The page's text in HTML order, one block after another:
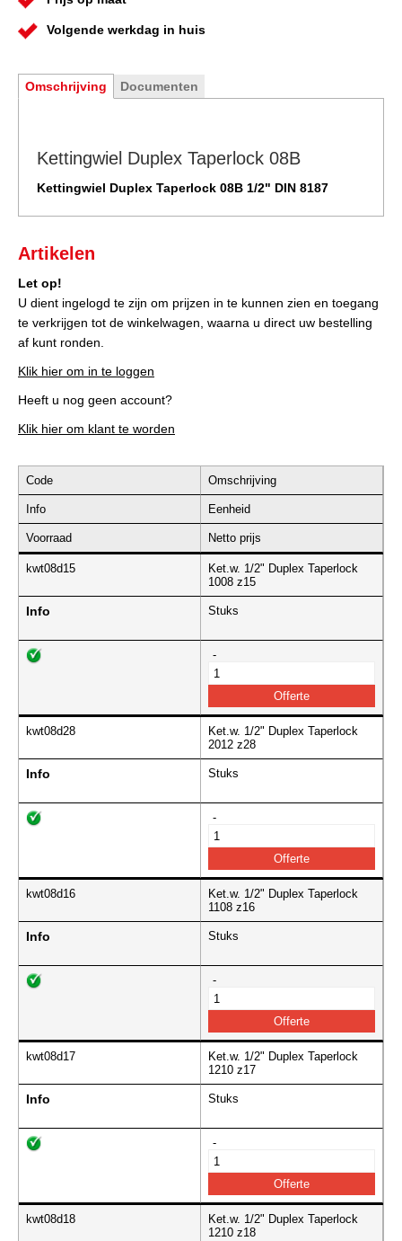
Volgende werkdag in huis
Omschrijving Documenten
Kettingwiel Duplex Taperlock 08B
Kettingwiel Duplex Taperlock 08B 1/2" DIN 8187
Artikelen
Let op!
U dient ingelogd te zijn om prijzen in te kunnen zien en toegang
te verkrijgen tot de winkelwagen, waarna u direct uw bestelling
af kunt ronden.
Klik hier om in te loggen
Heeft u nog geen account?
Klik hier om klant te worden
Code Omschrijving
Info Eenheid
Voorraad Netto prijs
kwt08d15
Ket.w. 1/2" Duplex Taperlock
1008 z15
Info Stuks
-
kwt08d28
Ket.w. 1/2" Duplex Taperlock
2012 z28
Info Stuks
-
kwt08d16
Ket.w. 1/2" Duplex Taperlock
1108 z16
Info Stuks
-
kwt08d17
Ket.w. 1/2" Duplex Taperlock
1210 z17
Info Stuks
-
kwt08d18
Ket.w. 1/2" Duplex Taperlock
1210 z18